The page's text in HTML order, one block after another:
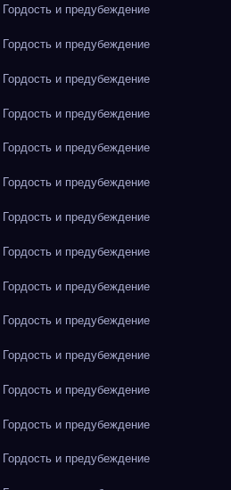
и предубеждение
и предубеждение
и предубеждение
и предубеждение
и предубеждение
и предубеждение
и предубеждение
и предубеждение
и предубеждение
и предубеждение
и предубеждение
и предубеждение
и предубеждение
и предубеждение